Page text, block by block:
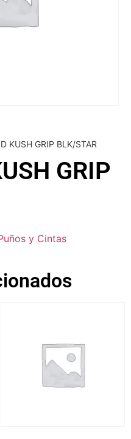
KUSH GRIP BLK/STAR
GRIP
y Cintas